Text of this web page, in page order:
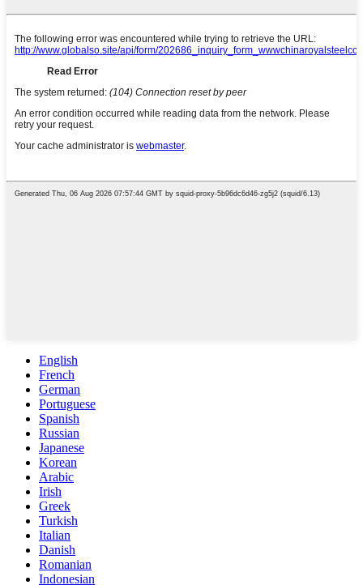
English
French
German
Portuguese
Spanish
Russian
Japanese
Korean
Arabic
Irish
Greek
Turkish
Italian
Danish
Romanian
Indonesian